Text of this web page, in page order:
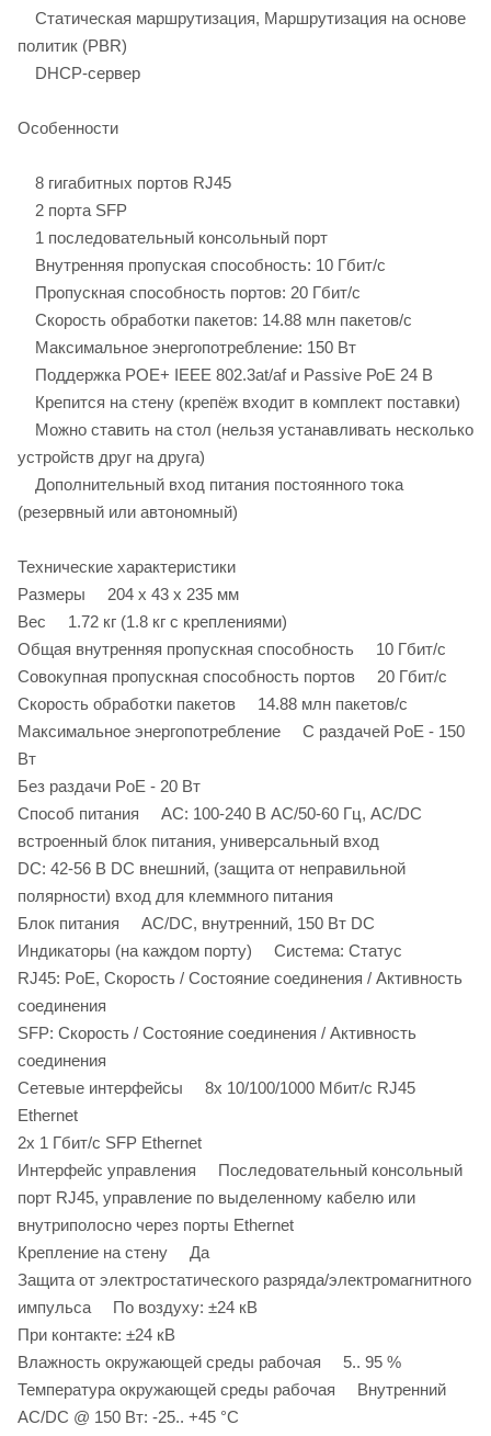
Статическая маршрутизация, Маршрутизация на основе
политик (PBR)
DHCP-сервер
Особенности
8 гигабитных портов RJ45
2 порта SFP
1 последовательный консольный порт
Внутренняя пропуская способность: 10 Гбит/c
Пропускная способность портов: 20 Гбит/c
Скорость обработки пакетов: 14.88 млн пакетов/с
Максимальное энергопотребление: 150 Вт
Поддержка POE+ IEEE 802.3at/af и Passive РоЕ 24 В
Крепится на стену (крепёж входит в комплект поставки)
Можно ставить на стол (нельзя устанавливать несколько
устройств друг на друга)
Дополнительный вход питания постоянного тока
(резервный или автономный)
Технические характеристики
Размеры 204 x 43 x 235 мм
Вес 1.72 кг (1.8 кг с креплениями)
Общая внутренняя пропускная способность 10 Гбит/с
Совокупная пропускная способность портов 20 Гбит/с
Скорость обработки пакетов 14.88 млн пакетов/с
Максимальное энергопотребление С раздачей PoE - 150
Вт
Без раздачи PoE - 20 Вт
Способ питания AC: 100-240 В AC/50-60 Гц, AC/DC
встроенный блок питания, универсальный вход
DC: 42-56 В DC внешний, (защита от неправильной
полярности) вход для клеммного питания
Блок питания AC/DC, внутренний, 150 Вт DC
Индикаторы (на каждом порту) Система: Статус
RJ45: PoE, Скорость / Состояние соединения / Активность
соединения
SFP: Скорость / Состояние соединения / Активность
соединения
Сетевые интерфейсы 8x 10/100/1000 Мбит/с RJ45
Ethernet
2x 1 Гбит/с SFP Ethernet
Интерфейс управления Последовательный консольный
порт RJ45, управление по выделенному кабелю или
внутриполосно через порты Ethernet
Крепление на стену Да
Защита от электростатического разряда/электромагнитного
импульса По воздуху: ±24 кВ
При контакте: ±24 кВ
Влажность окружающей среды рабочая 5.. 95 %
Температура окружающей среды рабочая Внутренний
AC/DC @ 150 Вт: -25.. +45 °C